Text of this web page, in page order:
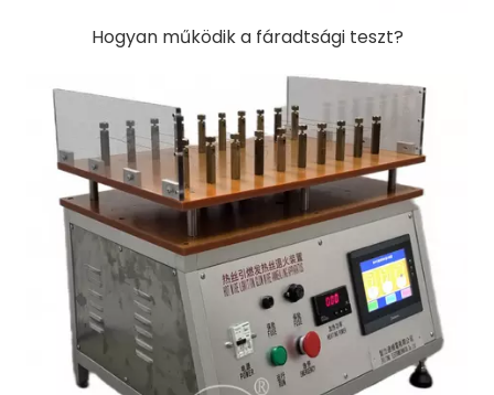
Hogyan működik a fáradtsági teszt?